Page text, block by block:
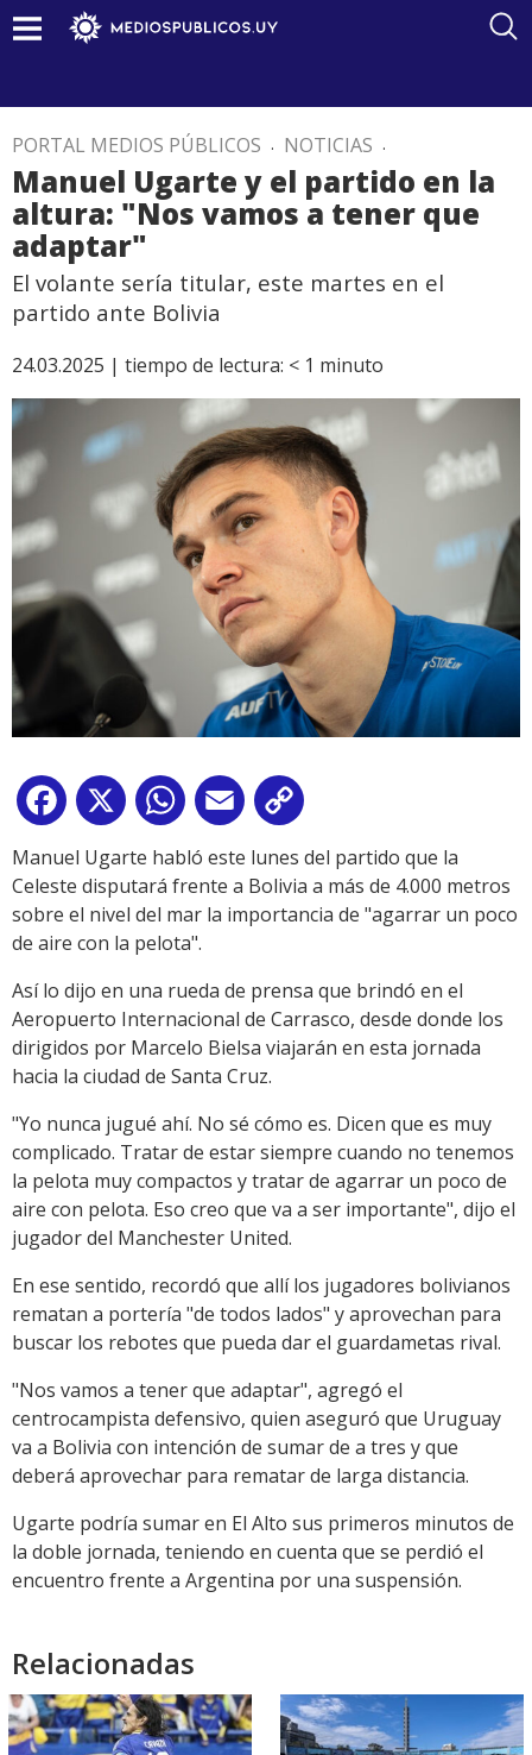
PORTAL MEDIOS PÚBLICOS . NOTICIAS .
Manuel Ugarte y el partido en la
altura: "Nos vamos a tener que
adaptar"
El volante sería titular, este martes en el
partido ante Bolivia
24.03.2025 | tiempo de lectura: < 1 minuto
Facebook
X WhatsApp
Email
Link
Manuel Ugarte habló este lunes del partido que la
Celeste disputará frente a Bolivia a más de 4.000 metros
sobre el nivel del mar la importancia de "agarrar un poco
de aire con la pelota".
Así lo dijo en una rueda de prensa que brindó en el
Aeropuerto Internacional de Carrasco, desde donde los
dirigidos por Marcelo Bielsa viajarán en esta jornada
hacia la ciudad de Santa Cruz.
"Yo nunca jugué ahí. No sé cómo es. Dicen que es muy
complicado. Tratar de estar siempre cuando no tenemos
la pelota muy compactos y tratar de agarrar un poco de
aire con pelota. Eso creo que va a ser importante", dijo el
jugador del Manchester United.
En ese sentido, recordó que allí los jugadores bolivianos
rematan a portería "de todos lados" y aprovechan para
buscar los rebotes que pueda dar el guardametas rival.
"Nos vamos a tener que adaptar", agregó el
centrocampista defensivo, quien aseguró que Uruguay
va a Bolivia con intención de sumar de a tres y que
deberá aprovechar para rematar de larga distancia.
Ugarte podría sumar en El Alto sus primeros minutos de
la doble jornada, teniendo en cuenta que se perdió el
encuentro frente a Argentina por una suspensión.
Relacionadas